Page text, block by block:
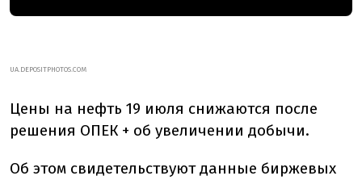
UA.DEPOSITPHOTOS.COM
Цены на нефть 19 июля снижаются после
решения ОПЕК + об увеличении добычи.
Об этом свидетельствуют данные биржевых